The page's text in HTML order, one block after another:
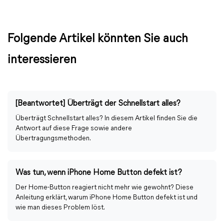
Folgende Artikel könnten Sie auch
interessieren
[Beantwortet] Überträgt der Schnellstart alles?
Überträgt Schnellstart alles? In diesem Artikel finden Sie die
Antwort auf diese Frage sowie andere
Übertragungsmethoden.
Was tun, wenn iPhone Home Button defekt ist?
Der Home-Button reagiert nicht mehr wie gewohnt? Diese
Anleitung erklärt, warum iPhone Home Button defekt ist und
wie man dieses Problem löst.